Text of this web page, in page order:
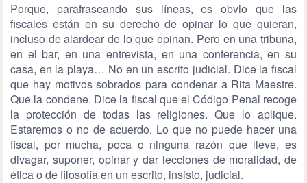
Porque, parafraseando sus líneas, es obvio que las
fiscales están en su derecho de opinar lo que quieran,
incluso de alardear de lo que opinan. Pero en una tribuna,
en el bar, en una entrevista, en una conferencia, en su
casa, en la playa… No en un escrito judicial. Dice la fiscal
que hay motivos sobrados para condenar a Rita Maestre.
Que la condene. Dice la fiscal que el Código Penal recoge
la protección de todas las religiones. Que lo aplique.
Estaremos o no de acuerdo. Lo que no puede hacer una
fiscal, por mucha, poca o ninguna razón que lleve, es
divagar, suponer, opinar y dar lecciones de moralidad, de
ética o de filosofía en un escrito, insisto, judicial.